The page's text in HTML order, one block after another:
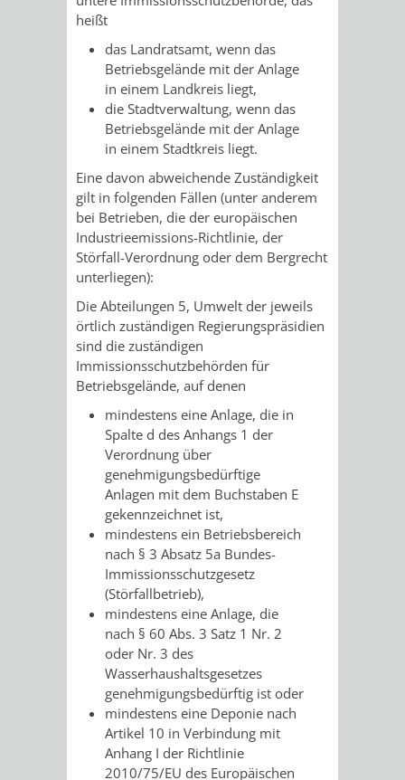
DEINE
STADT
WIEDERVERMIETUNGSPRÄMIE
GEBÄUDEBETRIEB
AMT
AMT
AMT
heißt
das Landratsamt, wenn das
Betriebsgelände mit der Anlage
in einem Landkreis liegt,
die Stadtverwaltung, wenn das
Betriebsgelände mit der Anlage
in einem Stadtkreis liegt.
Eine davon abweichende Zuständigkeit
gilt in folgenden Fällen (unter anderem
bei Betrieben, die der europäischen
Industrieemissions-Richtlinie, der
Störfall-Verordnung oder dem Bergrecht
unterliegen):
Die Abteilungen 5, Umwelt der jeweils
örtlich zuständigen Regierungspräsidien
sind die zuständigen
Immissionsschutzbehörden für
Betriebsgelände, auf denen
mindestens eine Anlage, die in
Spalte d des Anhangs 1 der
Verordnung über
genehmigungsbedürftige
Anlagen mit dem Buchstaben E
gekennzeichnet ist,
mindestens ein Betriebsbereich
nach § 3 Absatz 5a Bundes-
Immissionsschutzgesetz
(Störfallbetrieb),
mindestens eine Anlage, die
nach § 60 Abs. 3 Satz 1 Nr. 2
oder Nr. 3 des
Wasserhaushaltsgesetzes
genehmigungsbedürftig ist oder
mindestens eine Deponie nach
Artikel 10 in Verbindung mit
Anhang I der Richtlinie
2010/75/EU des Europäischen